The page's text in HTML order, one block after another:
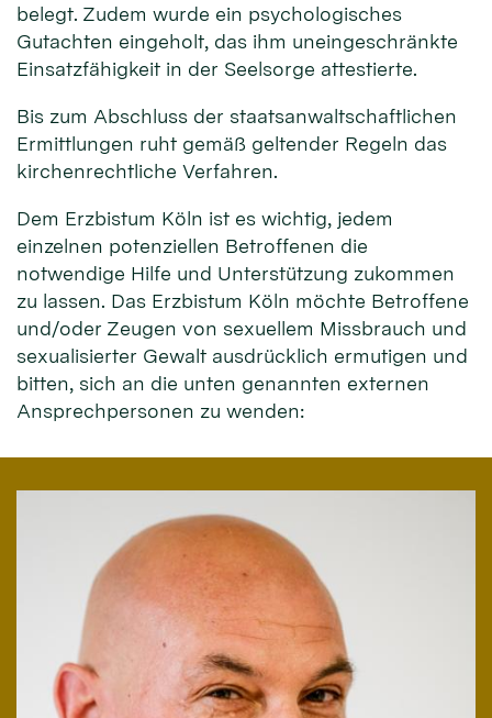
belegt. Zudem wurde ein psychologisches
Gutachten eingeholt, das ihm uneingeschränkte
Einsatzfähigkeit in der Seelsorge attestierte.
Bis zum Abschluss der staatsanwaltschaftlichen
Ermittlungen ruht gemäß geltender Regeln das
kirchenrechtliche Verfahren.
Dem Erzbistum Köln ist es wichtig, jedem
einzelnen potenziellen Betroffenen die
notwendige Hilfe und Unterstützung zukommen
zu lassen. Das Erzbistum Köln möchte Betroffene
und/oder Zeugen von sexuellem Missbrauch und
sexualisierter Gewalt ausdrücklich ermutigen und
bitten, sich an die unten genannten externen
Ansprechpersonen zu wenden: